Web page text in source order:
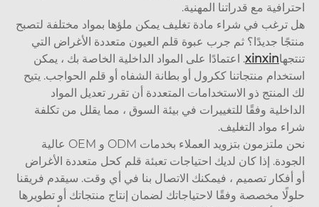
مع قدراتنا المهنية.
في شراء مادة تغليف يمكن ملؤها بمواد مختلفة لتصبح
جديدًا؟ ثم جرب عبوة قلم العيون متعددة الأغراض التي
xinxin. اعتمادًا على المواد الداخلية الخاصة بك ، يمكن
منتجاتنا ككرول أو بطانة الشفاه أو قلم الحواجب. يتيح
ذو الاستخدامات المتعددة أن تقرر تعديل المواد
وفقًا للتغييرات في بيئة السوق ، مما يقلل من تكلفة
مواد التغليف.
نحن ملتزمون بتزويد العملاء بخدمات ODM و OEM عالية
إذا كان لديك احتياجات تعبئة قلم كحل متعددة الأغراض
تصميم ، فيمكنك الاتصال بنا في أي وقت. سيقدم فريقنا
مخصصة وفقًا لاحتياجاتك لضمان إنتاج منتجاتك أو تطويرها